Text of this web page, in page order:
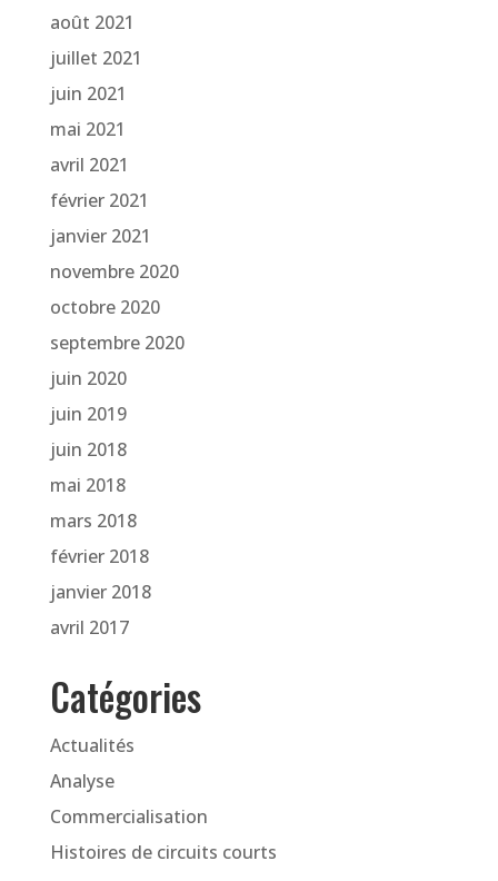
août 2021
juillet 2021
juin 2021
mai 2021
avril 2021
février 2021
janvier 2021
novembre 2020
octobre 2020
septembre 2020
juin 2020
juin 2019
juin 2018
mai 2018
mars 2018
février 2018
janvier 2018
avril 2017
Catégories
Actualités
Analyse
Commercialisation
Histoires de circuits courts